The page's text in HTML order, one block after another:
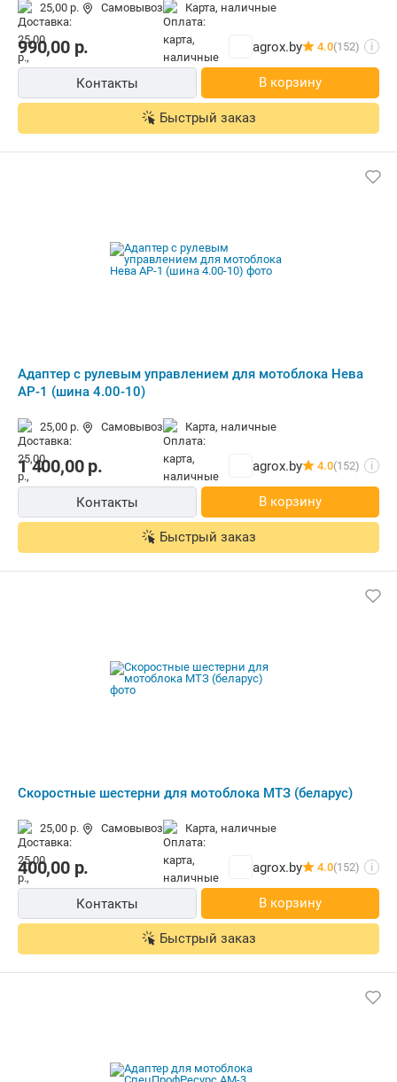
25,00 р. Самовывоз карта, наличные
990,00р. agrox.by 4.0(152) i
Контакты В корзину
Быстрый заказ
Адаптер с рулевым управлением для мотоблока Нева
АР-1 (шина 4.00-10)
25,00 р. Самовывоз карта, наличные
1 400,00р. agrox.by 4.0(152) i
Контакты В корзину
Быстрый заказ
Скоростные шестерни для мотоблока МТЗ (беларус)
25,00 р. Самовывоз карта, наличные
400,00р. agrox.by 4.0(152) i
Контакты В корзину
Быстрый заказ